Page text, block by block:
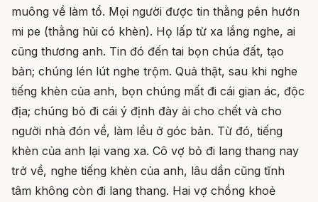
muông về làm tổ. Mọi người được tin thằng pên hướn
mi pe (thằng hủi có khèn). Họ lấp từ xa lắng nghe, ai
cũng thương anh. Tin đó đến tai bọn chúa đất, tạo
bản; chúng lén lút nghe trộm. Quả thật, sau khi nghe
tiếng khèn của anh, bọn chúng mất đi cái gian ác, độc
địa; chúng bỏ đi cái ý định đày ải cho chết và cho
người nhà đón về, làm lều ở góc bản. Từ đó, tiếng
khèn của anh lại vang xa. Cô vợ bỏ đi lang thang nay
trở về, nghe tiếng khèn của anh, lâu dần cũng tĩnh
tâm không còn đi lang thang. Hai vợ chồng khoẻ